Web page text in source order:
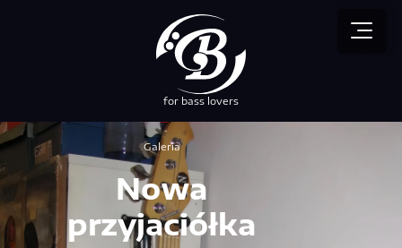
for bass lovers
Galeria
Nowa
przyjaciółka
przez NEBUSO